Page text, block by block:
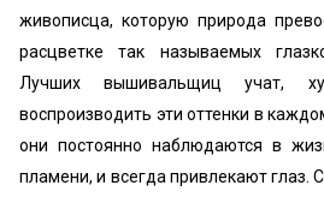
живописца, которую природа
расцветке так называемых
Лучших вышивальщиц учат,
воспроизводить эти оттенки в
они постоянно наблюдаются в
пламени, и всегда привлекают глаз.